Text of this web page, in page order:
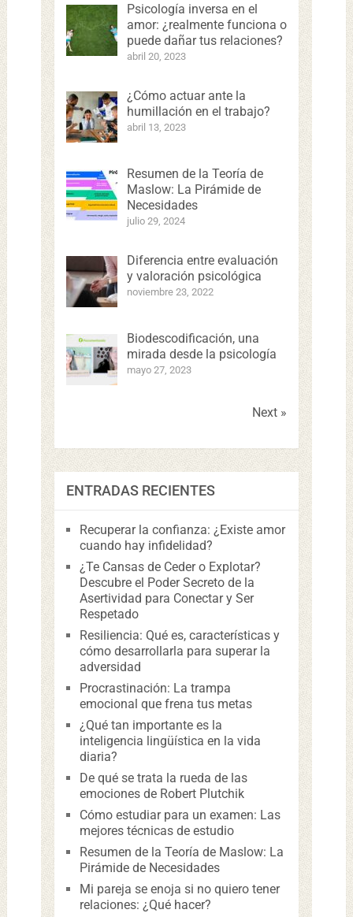
Psicología inversa en el
amor: ¿realmente funciona o
puede dañar tus relaciones?
abril 20, 2023
¿Cómo actuar ante la
humillación en el trabajo?
abril 13, 2023
Resumen de la Teoría de
Maslow: La Pirámide de
Necesidades
julio 29, 2024
Diferencia entre evaluación
y valoración psicológica
noviembre 23, 2022
Biodescodificación, una
mirada desde la psicología
mayo 27, 2023
Next »
ENTRADAS RECIENTES
Recuperar la confianza: ¿Existe amor
cuando hay infidelidad?
¿Te Cansas de Ceder o Explotar?
Descubre el Poder Secreto de la
Asertividad para Conectar y Ser
Respetado
Resiliencia: Qué es, características y
cómo desarrollarla para superar la
adversidad
Procrastinación: La trampa
emocional que frena tus metas
¿Qué tan importante es la
inteligencia lingüística en la vida
diaria?
De qué se trata la rueda de las
emociones de Robert Plutchik
Cómo estudiar para un examen: Las
mejores técnicas de estudio
Resumen de la Teoría de Maslow: La
Pirámide de Necesidades
Mi pareja se enoja si no quiero tener
relaciones: ¿Qué hacer?